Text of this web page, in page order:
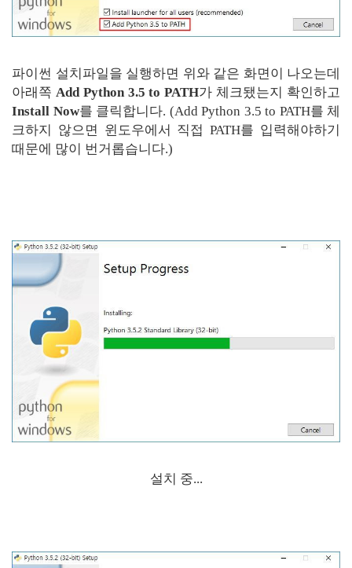
파이썬 설치파일을 실행하면 위와 같은 화면이 나오는데
아래쪽 Add Python 3.5 to PATH가 체크됐는지 확인하고
Install Now를 클릭합니다. (Add Python 3.5 to PATH를 체
크하지 않으면 윈도우에서 직접 PATH를 입력해야하기
때문에 많이 번거롭습니다.)
설치 중...